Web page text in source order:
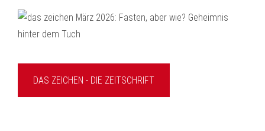
DAS ZEICHEN - DIE ZEITSCHRIFT